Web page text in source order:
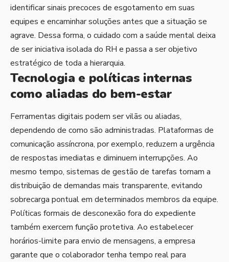
identificar sinais precoces de esgotamento em suas
equipes e encaminhar soluções antes que a situação se
agrave. Dessa forma, o cuidado com a saúde mental deixa
de ser iniciativa isolada do RH e passa a ser objetivo
estratégico de toda a hierarquia.
Tecnologia e políticas internas
como aliadas do bem-estar
Ferramentas digitais podem ser vilãs ou aliadas,
dependendo de como são administradas. Plataformas de
comunicação assíncrona, por exemplo, reduzem a urgência
de respostas imediatas e diminuem interrupções. Ao
mesmo tempo, sistemas de gestão de tarefas tornam a
distribuição de demandas mais transparente, evitando
sobrecarga pontual em determinados membros da equipe.
Políticas formais de desconexão fora do expediente
também exercem função protetiva. Ao estabelecer
horários-limite para envio de mensagens, a empresa
garante que o colaborador tenha tempo real para